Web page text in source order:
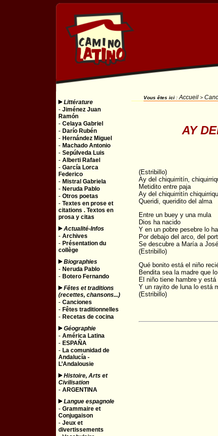
Littérature
- Jiménez Juan
Ramón
- Celaya Gabriel
- Darío Rubén
- Hernández Miguel
- Machado Antonio
- Sepúlveda Luis
- Alberti Rafael
- García Lorca
Federico
- Mistral Gabriela
- Neruda Pablo
- Otros poetas
- Textes en prose et
citations . Textos en
prosa y citas
Actualité-Infos
- Archives
- Présentation du
collège
Biographies
- Neruda Pablo
- Botero Fernando
Fêtes et traditions
(recettes, chansons...)
- Canciones
- Fêtes traditionnelles
- Recetas de cocina
Géographie
- América Latina
- ESPAÑA
- La comunidad de
Andalucía -
L’Andalousie
Histoire, Arts et
Civilisation
- ARGENTINA
Langue espagnole
- Grammaire et
Conjugaison
- Jeux et
divertissements
Vous êtes ici : Accueil >
AY
(Estribillo)
Ay del chiquirritín,
Metidito entre paja
Ay del chiquirritín
Queridi, queridito del alma
Entre un buey y una mula
Dios ha nacido
Y en un pobre pesebre lo
Por debajo del arco, del
Se descubre a María a
(Estribillo)
Qué bonito está el niño
Bendita sea la madre que
El niño tiene hambre y está
Y un rayito de luna lo está
(Estribillo)